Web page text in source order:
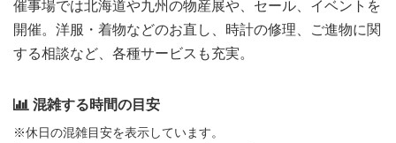
催事場では北海道や九州の物産展や、セール、イベントを
開催。洋服・着物などのお直し、時計の修理、ご進物に関
する相談など、各種サービスも充実。
混雑する時間の目安
※休日の混雑目安を表示しています。